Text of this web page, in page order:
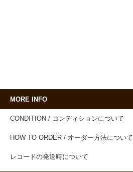
MORE INFO
CONDITION / コンディションについて
HOW TO ORDER / オーダー方法について
レコードの発送時について